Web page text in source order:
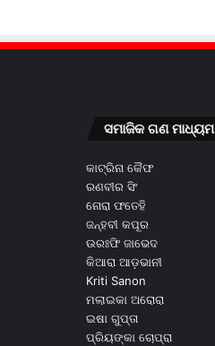
ସମାଜିକ ଗଣ ମାଧ୍ୟମ
କାଟ୍ରିନା କୈଫ
ରଣବୀର ସିଂ
ନୋରା ଫତେହି
ଜନ୍ହବୀ କପୂର
ଉରଃଫି ଜାଭେଦ
କିଆରା ଆଡ଼ଭାନୀ
Kriti Sanon
ମଲାଇକା ଅରୋରା
ଇଷା ଗୁପ୍ତା
ପ୍ରିୟଙ୍କା ଚୋପ୍ରା